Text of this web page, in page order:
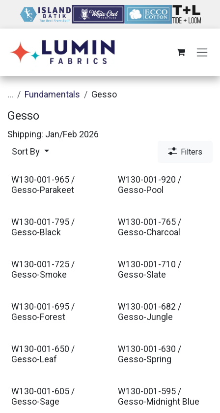
... Fundamentals Gesso
Gesso
Shipping: Jan/Feb 2026
Sort By Filters
Est. Ship Jan 2026
W130-001-965 /
Gesso-Parakeet
Est. Ship Jan 2026
W130-001-920 /
Gesso-Pool
Est. Ship Jan 2026
W130-001-795 /
Gesso-Black
Est. Ship Jan 2026
W130-001-765 /
Gesso-Charcoal
Est. Ship Jan 2026
W130-001-725 /
Gesso-Smoke
Est. Ship Jan 2026
W130-001-710 /
Gesso-Slate
Est. Ship Jan 2026
W130-001-695 /
Gesso-Forest
Est. Ship Jan 2026
W130-001-682 /
Gesso-Jungle
Est. Ship Jan 2026
W130-001-650 /
Gesso-Leaf
Est. Ship Jan 2026
W130-001-630 /
Gesso-Spring
W130-001-605 /
Gesso-Sage
W130-001-595 /
Gesso-Midnight Blue